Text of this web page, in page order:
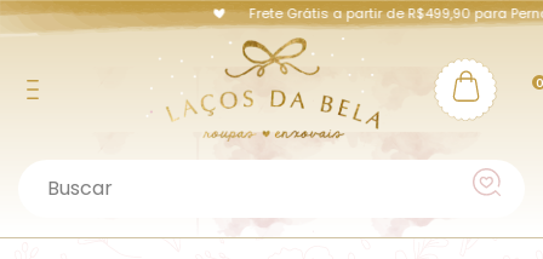
Frete Grátis a partir de R$499,90 para Pernambuco e